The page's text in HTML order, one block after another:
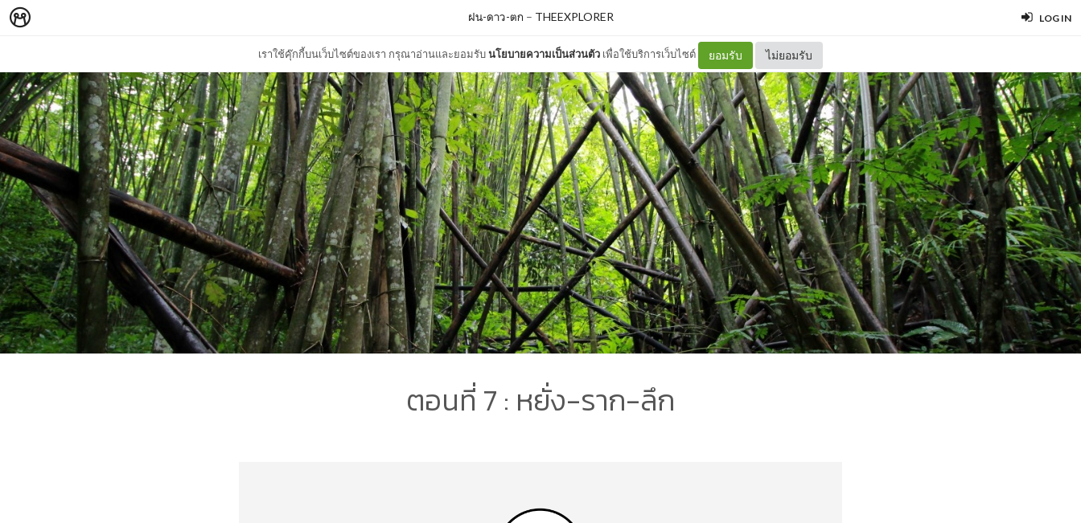
LOG IN
เราใช้คุ๊กกี้บนเว็บไซต์ของเรา กรุณาอ่านและยอมรับนโยบายความเป็นส่วนตัว เพื่อใช้บริการเว็บไซต์ ยอมรับ ไม่ยอมรับ
ฝน-ดาว-ตก – THEEXPLORER
ตอนที่ 7 : หยั่ง-ราก-ลึก